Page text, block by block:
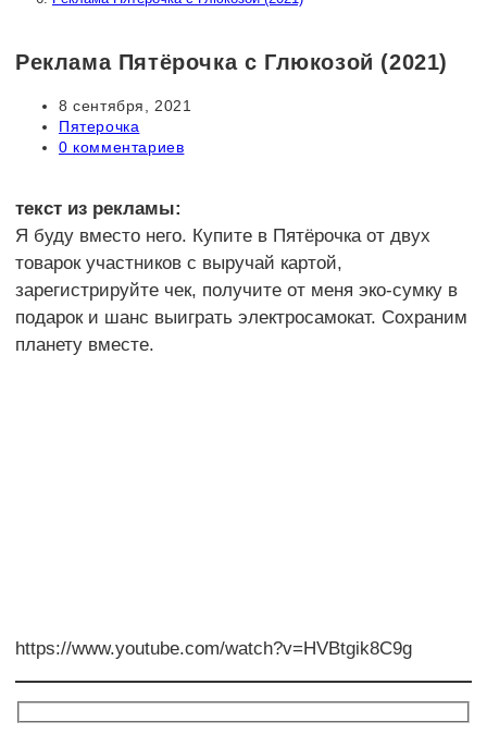
Реклама Пятёрочка с Глюкозой (2021)
Запись
опубликована:
8 сентября, 2021
Рубрика
записи:
Пятерочка
Комментарии
0 комментариев
текст из рекламы:
Я буду вместо него. Купите в Пятёрочка от двух
товарок участников с выручай картой,
зарегистрируйте чек, получите от меня эко-сумку в
подарок и шанс выиграть электросамокат. Сохраним
планету вместе.
https://www.youtube.com/watch?v=HVBtgik8C9g